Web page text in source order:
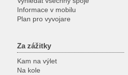
Informace v mobilu
Plan pro vyvojare
Za zážitky
Kam na výlet
Na kole